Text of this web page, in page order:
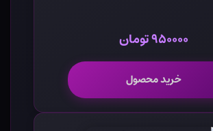
۹۵۰۰۰۰ تومان
خرید محصول